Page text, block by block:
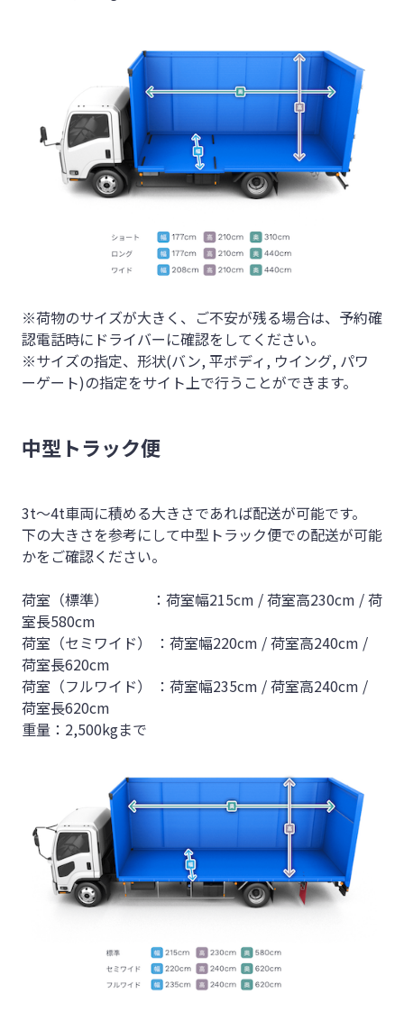
※荷物のサイズが大きく、ご不安が残る場合は、予約確
認電話時にドライバーに確認をしてください。
※サイズの指定、形状(バン, 平ボディ, ウイング, パワ
ーゲート)の指定をサイト上で行うことができます。
中型トラック便
3t～4t車両に積める大きさであれば配送が可能です。
下の大きさを参考にして中型トラック便での配送が可能
かをご確認ください。
荷室（標準） ：荷室幅215cm / 荷室高230cm / 荷
室長580cm
荷室（セミワイド） ：荷室幅220cm / 荷室高240cm /
荷室長620cm
荷室（フルワイド） ：荷室幅235cm / 荷室高240cm /
荷室長620cm
重量：2,500kgまで